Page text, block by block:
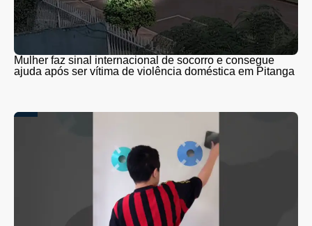
Mulher faz sinal internacional de socorro e consegue
ajuda após ser vítima de violência doméstica em Pitanga